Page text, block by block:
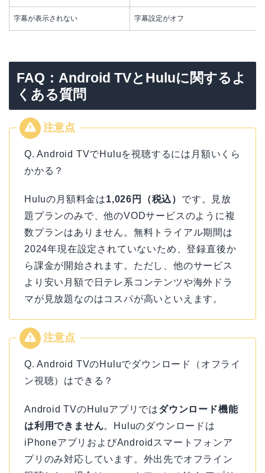
字幕が表示されない 字幕設定がオフ
FAQ：Android TVとHuluに関するよ
くある質問
Q. Android TVでHuluを視聴するには月額いくら
かかる？
Huluの月額料金は1,026円（税込） です。見放
題プランのみで、他のVODサービスのように複
数プランはありません。無料トライアル期間は
2024年現在設定されていないため、登録直後か
ら課金が開始されます。ただし、他のサービス
より安い月額で日テレ系コンテンツや海外ドラ
マが見放題なのはコスパが高いといえます。
Q. Android TVのHuluでダウンロード（オフライ
ン視聴）はできる？
Android TVのHuluアプリではダウンロード機能
は利用できません。Huluのダウンロードは
iPhoneアプリおよびAndroidスマートフォンア
プリのみ対応しています。外出先でオフライン